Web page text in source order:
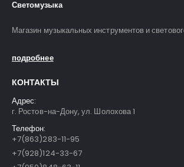
Светомузыка
Магазин музыкальных инструментов и
подробнее
КОНТАКТЫ
Адрес:
г. Ростов-на-Дону, ул. Шолохова 1
Телефон:
+7(863)283-11-95
+7(928)124-33-67